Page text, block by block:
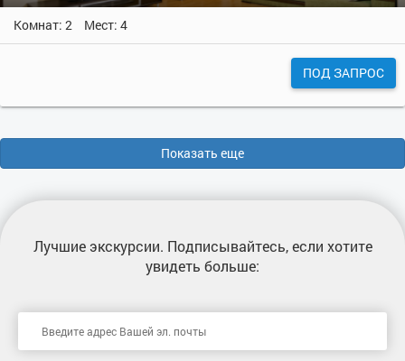
Комнат: 2 Мест: 4
ПОД ЗАПРОС
Показать еще
Лучшие экскурсии. Подписывайтесь, если хотите
увидеть больше: